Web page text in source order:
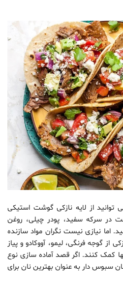
توانید از لایه نازکی گوشت استیکی
شده به مدت 1 ساعت در سرکه سفید، پودر چیلی، روغن
اما نیازی نیست نگران مواد سازنده
از گوجه فرنگی، لیمو، آووکادو و پیاز
کمک کنند. اگر قصد آماده سازی نوع
سبوس دار به عنوان بهترین نان برای